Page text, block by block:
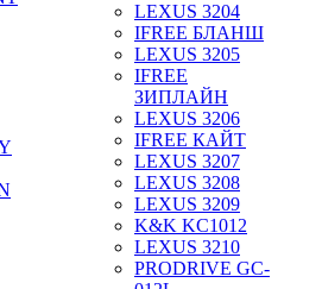
LEXUS 3204
IFREE БЛАНШ
LEXUS 3205
IFREE
ЗИПЛАЙН
LEXUS 3206
IFREE КАЙТ
LEXUS 3207
LEXUS 3208
LEXUS 3209
K&K KC1012
LEXUS 3210
PRODRIVE GC-